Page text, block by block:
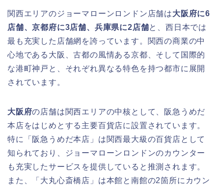
関西エリアのジョーマローンロンドン店舗は大阪府に6
店舗、京都府に3店舗、兵庫県に2店舗と、西日本では
最も充実した店舗網を誇っています。関西の商業の中
心地である大阪、古都の風情ある京都、そして国際的
な港町神戸と、それぞれ異なる特色を持つ都市に展開
されています。
大阪府の店舗は関西エリアの中核として、阪急うめだ
本店をはじめとする主要百貨店に設置されています。
特に「阪急うめだ本店」は関西最大級の百貨店として
知られており、ジョーマローンロンドンのカウンター
も充実したサービスを提供していると推測されます。
また、「大丸心斎橋店」は本館と南館の2箇所にカウン